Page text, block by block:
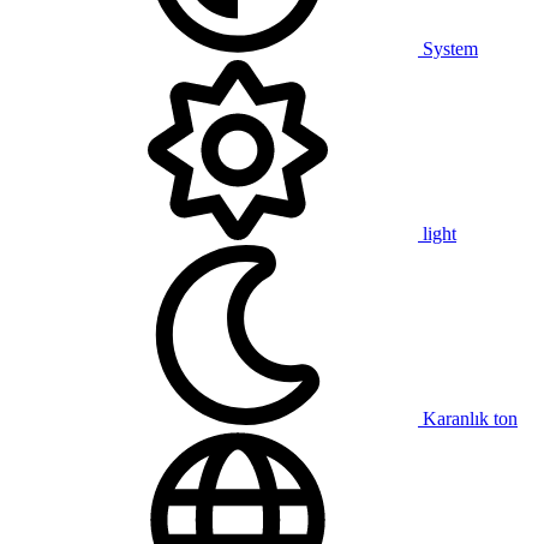
System
light
Karanlık ton